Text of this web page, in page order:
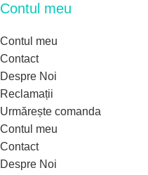
Contul meu
Contul meu
Contact
Despre Noi
Reclamații
Urmărește comanda
Contul meu
Contact
Despre Noi